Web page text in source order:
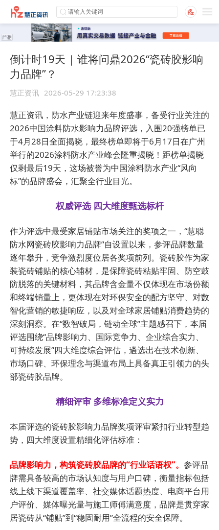
倒计时19天 | 谁将问鼎2026“瓷砖胶影响
力品牌”？
慧正资讯 2026-05-29 17:23:38
慧正资讯，防水产业链迎来年度盛事，备受行业关注的
2026中国涂料防水影响力品牌评选，入围20强榜单已
于4月28日全面揭晓，最终榜单即将于6月17日在广州
举行的2026涂料防水产业峰会隆重揭晓！距榜单揭晓
仅剩最后19天，这场被誉为中国涂料防水产业“风向
标”的品牌盛会，汇聚全行业目光。
权威评选 四大维度甄选标杆
作为评选中最受家居铺贴市场关注的奖项之一，“慧聪
防水网瓷砖胶影响力品牌”自设置以来，参评品牌数量
逐年攀升，竞争激烈度位居各奖项前列。瓷砖胶作为家
装瓷砖铺贴的核心辅材，是保障瓷砖粘贴牢固、防空鼓
防脱落的关键材料，其品牌含金量不仅体现在市场份额
和终端销量上，更体现在对环保安全的配方坚守、对数
智化营销的敏捷响应，以及对全球家居铺贴消费趋势的
深刻洞察。在“数智破局，链动全球”主题感召下，本届
评选围绕“品牌影响力、国际竞争力、企业综合实力、
可持续发展”四大维度综合评估，遴选出在技术创新、
市场口碑、环保理念与渠道布局上具备真正引领力的头
部瓷砖胶品牌。
精细评审 多维标准定义实力
本届评选的瓷砖胶影响力品牌奖项评审紧扣行业转型趋
势，四大维度设置精细化评估标准：
品牌影响力，构筑瓷砖胶品牌的“行业话语权”。 参评品
牌需具备较高的市场认知度与用户口碑，衡量指标包括
线上线下渠道覆盖率、社交媒体话题热度、电商平台用
户评价、媒体曝光量与施工师傅满意度，品牌是贯穿家
居瓷砖从“铺贴”到“稳固耐用”全流程的安全保障。